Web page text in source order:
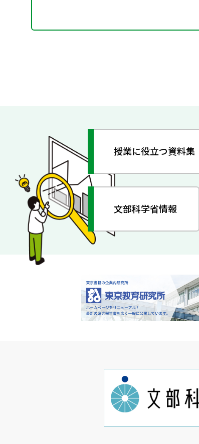
授業に役立つ資料集
文部科学省情報